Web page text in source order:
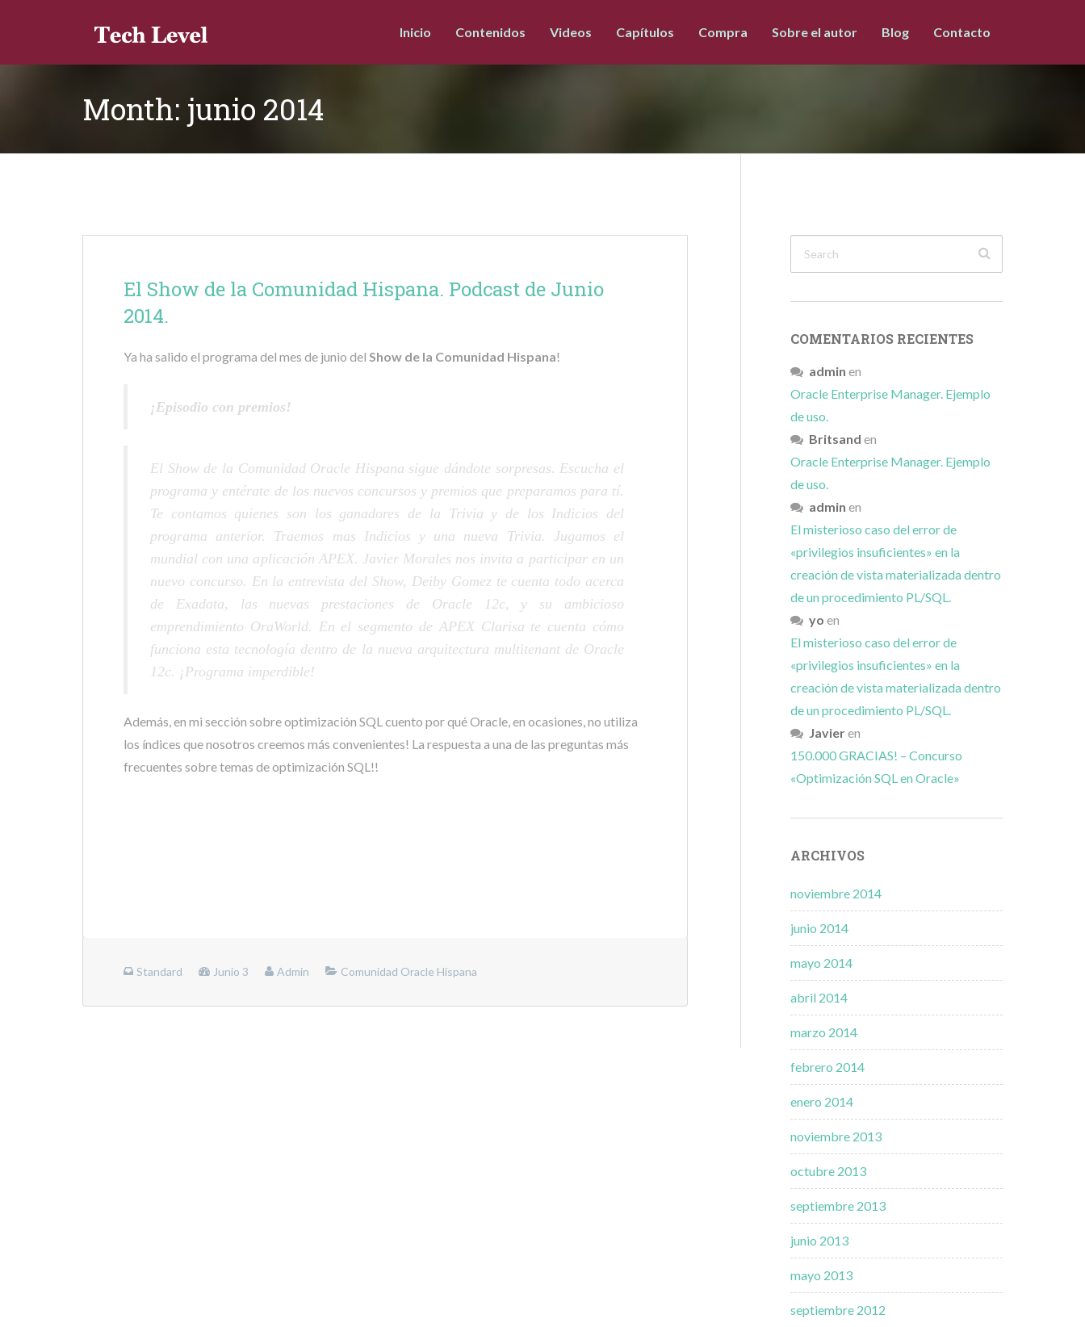
Inicio Contenidos Videos Capítulos Compra Sobre el autor Blog Contacto
Month: junio 2014
El Show de la Comunidad Hispana. Podcast de Junio
2014.
Ya ha salido el programa del mes de junio del Show de la Comunidad Hispana!
¡Episodio con premios!
El Show de la Comunidad Oracle Hispana sigue dándote sorpresas. Escucha el
programa y entérate de los nuevos concursos y premios que preparamos para tí.
Te contamos quienes son los ganadores de la Trivia y de los Indicios del
programa anterior. Traemos mas Indicios y una nueva Trivia. Jugamos el
mundial con una aplicación APEX. Javier Morales nos invita a participar en un
nuevo concurso. En la entrevista del Show, Deiby Gomez te cuenta todo acerca
de Exadata, las nuevas prestaciones de Oracle 12c, y su ambicioso
emprendimiento OraWorld. En el segmento de APEX Clarisa te cuenta cómo
funciona esta tecnología dentro de la nueva arquitectura multitenant de Oracle
12c. ¡Programa imperdible!
Además, en mi sección sobre optimización SQL cuento por qué Oracle, en ocasiones, no utiliza
los índices que nosotros creemos más convenientes! La respuesta a una de las preguntas más
frecuentes sobre temas de optimización SQL!!
Standard Junio 3 Admin Comunidad Oracle Hispana
COMENTARIOS RECIENTES
admin en
Oracle Enterprise Manager. Ejemplo
de uso.
Britsand en
Oracle Enterprise Manager. Ejemplo
de uso.
admin en
El misterioso caso del error de
«privilegios insuficientes» en la
creación de vista materializada dentro
de un procedimiento PL/SQL.
yo en
El misterioso caso del error de
«privilegios insuficientes» en la
creación de vista materializada dentro
de un procedimiento PL/SQL.
Javieren
150.000 GRACIAS! – Concurso
«Optimización SQL en Oracle»
ARCHIVOS
noviembre 2014
junio 2014
mayo 2014
abril 2014
marzo 2014
febrero 2014
enero 2014
noviembre 2013
octubre 2013
septiembre 2013
junio 2013
mayo 2013
septiembre 2012